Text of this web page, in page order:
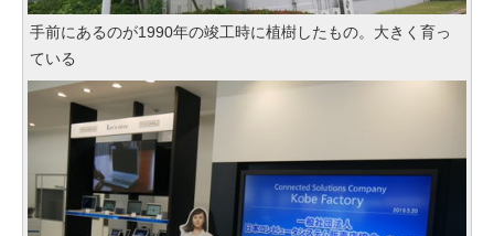
手前にあるのが1990年の竣工時に植樹したもの。大きく育っ
ている